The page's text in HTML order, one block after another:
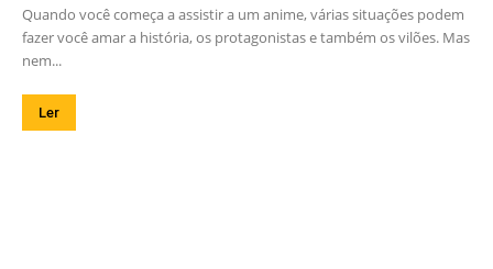
Quando você começa a assistir a um anime, várias situações podem
fazer você amar a história, os protagonistas e também os vilões. Mas
nem...
Ler